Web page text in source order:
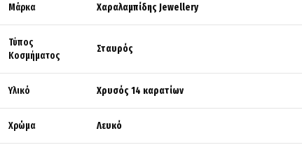
Μάρκα Χαραλαμπίδης Jewellery
Τύπος
Κοσμήματος
Σταυρός
Υλικό Χρυσός 14 καρατίων
Χρώμα Λευκό